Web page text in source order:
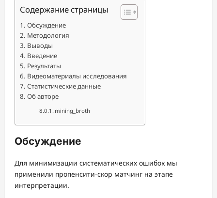
Содержание страницы
Обсуждение
Методология
Выводы
Введение
Результаты
Видеоматериалы исследования
Статистические данные
Об авторе
mining_broth
Обсуждение
Для минимизации систематических ошибок мы
применили пропенсити-скор матчинг на этапе
интерпретации.